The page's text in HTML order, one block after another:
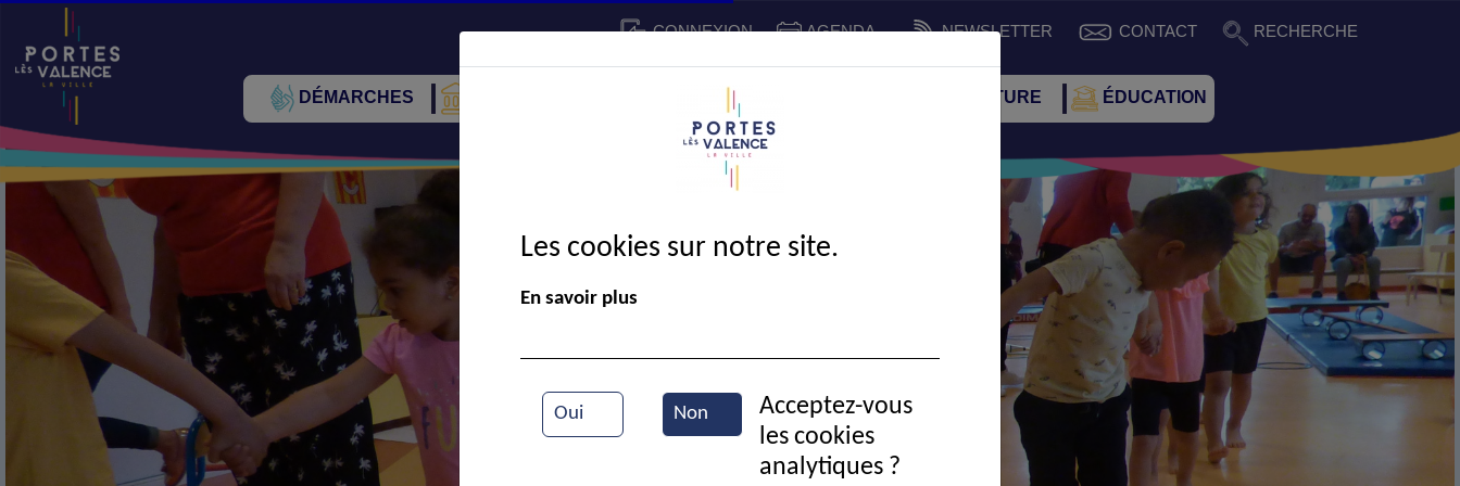
CONNEXION AGENDA NEWSLETTER CONTACT RECHERCHE
DÉMARCHES CADRE DE VIE SPORT ET CULTURE ÉDUCATION
Fête de l'école Pasteur
Les cookies sur notre site.
En savoir plus
Oui Non
Acceptez-vous
les cookies
analytiques ?